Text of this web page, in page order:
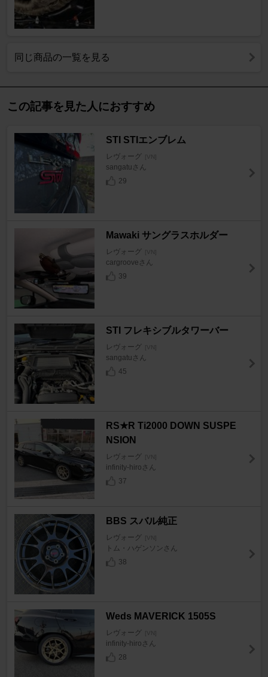
同じ商品の一覧を見る
この記事を見た人におすすめ
STI STIエンブレム
レヴォーグ [VN]
sangatuさん
29
Mawaki サングラスホルダー
レヴォーグ [VN]
cargrooveさん
39
STI フレキシブルタワーバー
レヴォーグ [VN]
sangatuさん
45
RS★R Ti2000 DOWN SUSPE
NSION
レヴォーグ [VN]
infinity-hiroさん
37
BBS スバル純正
レヴォーグ [VN]
トム・ハゲンソンさん
38
Weds MAVERICK 1505S
レヴォーグ [VN]
infinity-hiroさん
28